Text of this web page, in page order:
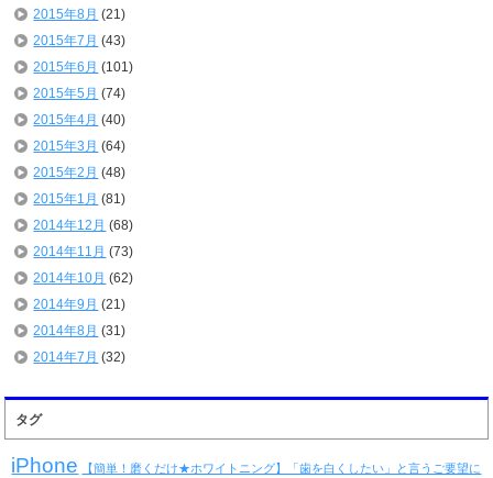
2015年8月 (21)
2015年7月 (43)
2015年6月 (101)
2015年5月 (74)
2015年4月 (40)
2015年3月 (64)
2015年2月 (48)
2015年1月 (81)
2014年12月 (68)
2014年11月 (73)
2014年10月 (62)
2014年9月 (21)
2014年8月 (31)
2014年7月 (32)
タグ
iPhone 【簡単！磨くだけ★ホワイトニング】「歯を白くしたい」と言うご要望に